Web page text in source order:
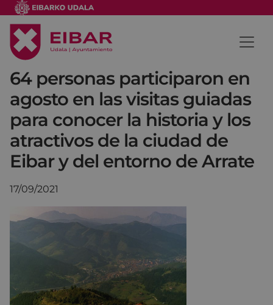
64 personas participaron en
agosto en las visitas guiadas
para conocer la historia y los
atractivos de la ciudad de
Eibar y del entorno de Arrate
17/09/2021